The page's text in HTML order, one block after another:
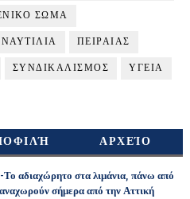
ΣΩΜΑ
ΝΑΥΤΙΛΙΑ ΠΕΙΡΑΙΑΣ
ΣΥΝΔΙΚΑΛΙΣΜΟΣ ΥΓΕΙΑ
ΑΡΧΕΊΟ
αδιαχώρητο στα λιμάνια, πάνω από
σήμερα από την Αττική